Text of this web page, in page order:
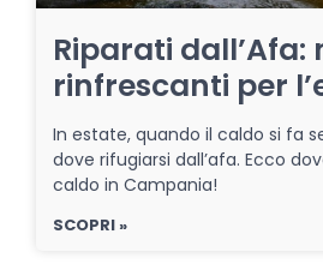
Riparati dall’Afa:
rinfrescanti per
In estate, quando il caldo si fa
dove rifugiarsi dall’afa. Ecco
caldo in Campania!
SCOPRI »